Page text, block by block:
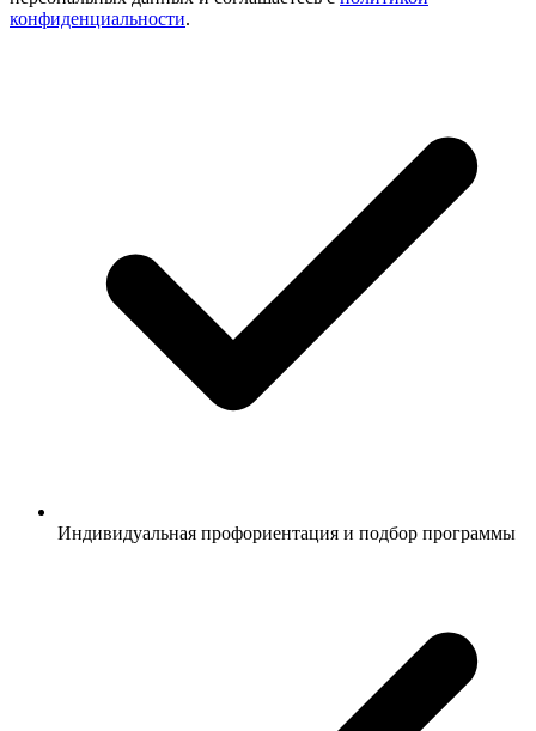
конфиденциальности.
Индивидуальная профориентация и подбор программы